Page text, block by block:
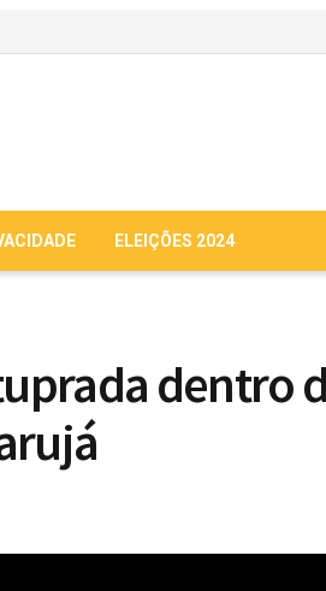
ELEIÇÕES 2024
dentro